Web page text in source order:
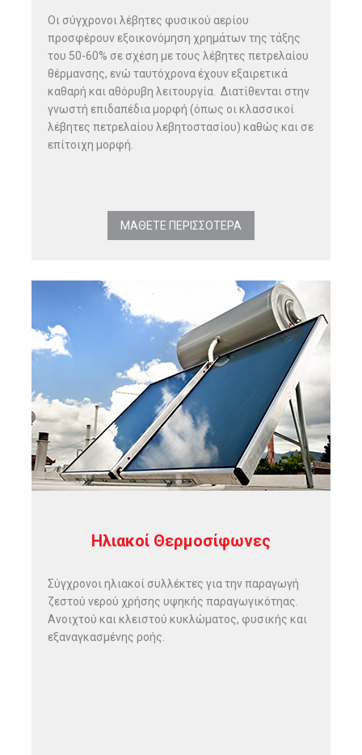
Οι σύγχρονοι λέβητες φυσικού αερίου
προσφέρουν εξοικονόμηση χρημάτων της τάξης
του 50-60% σε σχέση με τους λέβητες πετρελαίου
θέρμανσης, ενώ ταυτόχρονα έχουν εξαιρετικά
καθαρή και αθόρυβη λειτουργία. Διατίθενται στην
γνωστή επιδαπέδια μορφή (όπως οι κλασσικοί
λέβητες πετρελαίου λεβητοστασίου) καθώς και σε
επίτοιχη μορφή.
ΜΑΘΕΤΕ ΠΕΡΙΣΣΟΤΕΡΑ
Ηλιακοί Θερμοσίφωνες
Σύγχρονοι ηλιακοί συλλέκτες για την παραγωγή
ζεστού νερού χρήσης υψηκής παραγωγικότηας.
Ανοιχτού και κλειστού κυκλώματος, φυσικής και
εξαναγκασμένης ροής.